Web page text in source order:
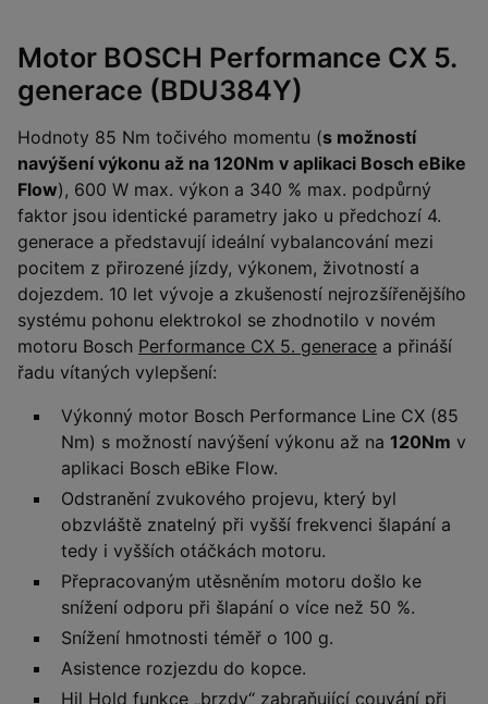
Motor BOSCH Performance CX 5.
generace (BDU384Y)
Hodnoty 85 Nm točivého momentu (s možností
navýšení výkonu až na 120Nm v aplikaci Bosch eBike
Flow), 600 W max. výkon a 340 % max. podpůrný
faktor jsou identické parametry jako u předchozí 4.
generace a představují ideální vybalancování mezi
pocitem z přirozené jízdy, výkonem, životností a
dojezdem. 10 let vývoje a zkušeností nejrozšířenějšího
systému pohonu elektrokol se zhodnotilo v novém
motoru Bosch Performance CX 5. generace a přináší
řadu vítaných vylepšení:
Výkonný motor Bosch Performance Line CX (85
Nm) s možností navýšení výkonu až na 120Nm v
aplikaci Bosch eBike Flow.
Odstranění zvukového projevu, který byl
obzvláště znatelný při vyšší frekvenci šlapání a
tedy i vyšších otáčkách motoru.
Přepracovaným utěsněním motoru došlo ke
snížení odporu při šlapání o více než 50 %.
Snížení hmotnosti téměř o 100 g.
Asistence rozjezdu do kopce.
Hil Hold funkce „brzdy“ zabraňující couvání při